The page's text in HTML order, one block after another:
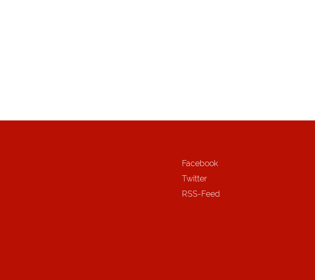
Facebook
Twitter
RSS-Feed